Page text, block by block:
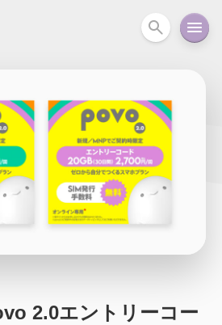
PC関連 カメラ
ーム アクションカメラ カメラ
Android
2.0エントリーコー